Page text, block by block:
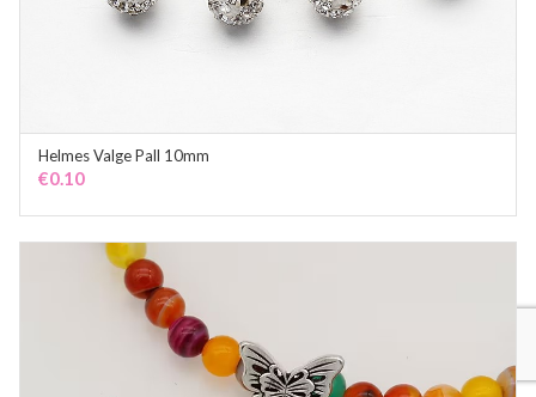
Helmes Valge Pall 10mm
€0.10